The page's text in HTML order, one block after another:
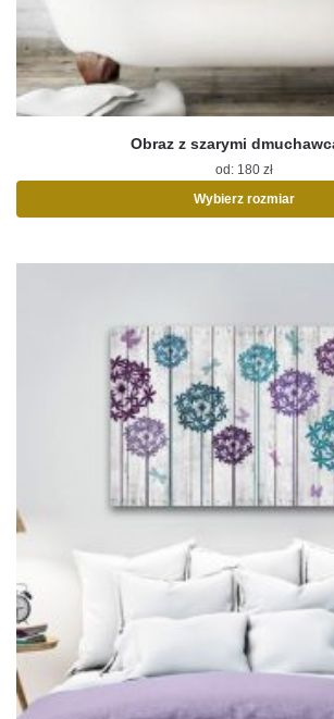
Obraz z szarymi
od: 180 zł
Wybierz rozmiar
Opcje
można
wybrać
stronie
produktu